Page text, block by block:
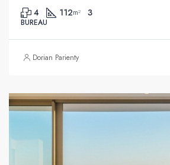
4 112m² 3
BUREAU
Dorian Parienty